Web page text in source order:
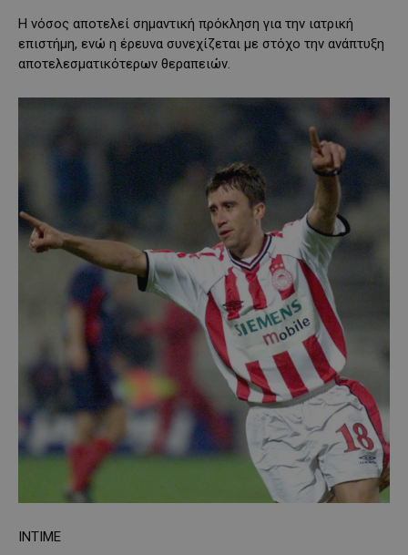
Η νόσος αποτελεί σημαντική πρόκληση για την ιατρική
επιστήμη, ενώ η έρευνα συνεχίζεται με στόχο την ανάπτυξη
αποτελεσματικότερων θεραπειών.
INTIME